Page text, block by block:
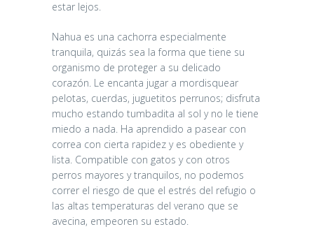
estar lejos.
Nahua es una cachorra especialmente
tranquila, quizás sea la forma que tiene su
organismo de proteger a su delicado
corazón. Le encanta jugar a mordisquear
pelotas, cuerdas, juguetitos perrunos; disfruta
mucho estando tumbadita al sol y no le tiene
miedo a nada. Ha aprendido a pasear con
correa con cierta rapidez y es obediente y
lista. Compatible con gatos y con otros
perros mayores y tranquilos, no podemos
correr el riesgo de que el estrés del refugio o
las altas temperaturas del verano que se
avecina, empeoren su estado.